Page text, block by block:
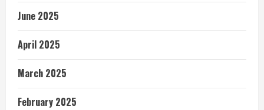
June 2025
April 2025
March 2025
February 2025